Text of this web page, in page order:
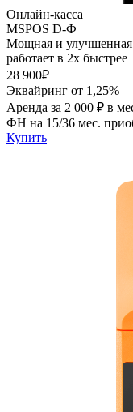
Онлайн-касса
MSPOS D-Ф
Мощная и улучшенная
работает в 2х быстрее
28 900₽
Эквайринг от 1,25%
Аренда за 2 000 ₽ в
ФН на 15/36 мес.
Купить